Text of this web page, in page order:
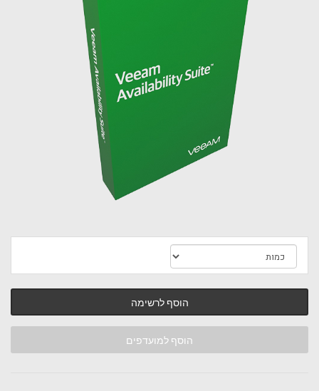
הוסף לרשימה
הוסף למועדפים